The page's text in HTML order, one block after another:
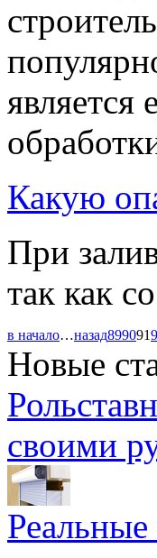
является
Какую
При
так как
в начало…назад899091
Новые
своими